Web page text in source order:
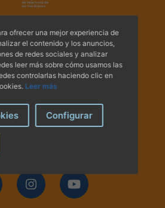
Sallent, 2
A i B - 07003
de Mallorca.
+34 971 71 30 49
en las redes
ofrecer una mejor experiencia de
el contenido y los anuncios,
de redes sociales y analizar
leer más sobre cómo usamos las
controlarlas haciendo clic en
Leer más
Configurar